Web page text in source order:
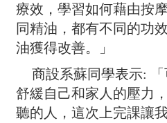
療效，學習如何藉由按
同精油，都有不同的功
油獲得改善。」
商設系蘇同學表示:
舒緩自己和家人的壓力
聽的人，這次上完課讓